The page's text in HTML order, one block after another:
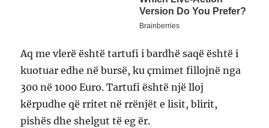
Aq me vlerë është tartufi i bardhë saqë është i
kuotuar edhe në bursë, ku çmimet fillojnë nga
300 në 1000 Euro. Tartufi është një lloj
kërpudhe që rritet në rrënjët e lisit, blirit,
pishës dhe shelgut të eg ër.